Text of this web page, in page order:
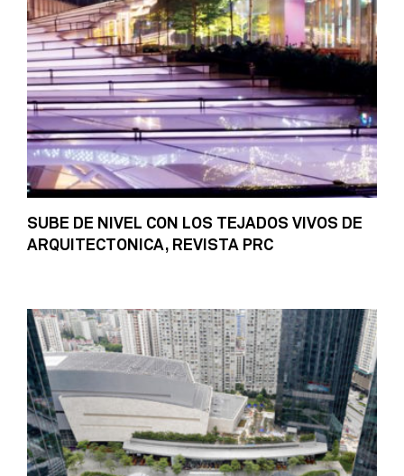
SUBE DE NIVEL CON LOS TEJADOS VIVOS DE
ARQUITECTONICA, REVISTA PRC